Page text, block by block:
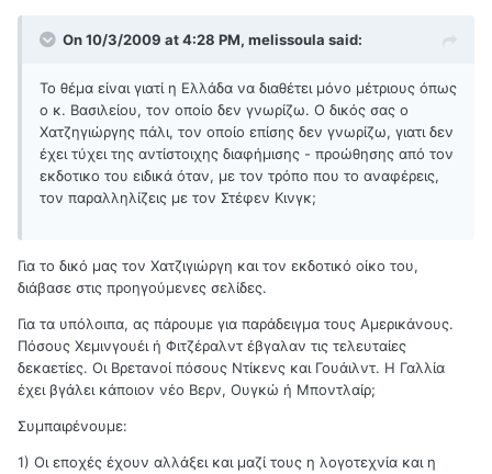
On 10/3/2009 at 4:28 PM, melissoula said:
Το θέμα είναι γιατί η Ελλάδα να διαθέτει μόνο μέτριους όπως
ο κ. Βασιλείου, τον οποίο δεν γνωρίζω. Ο δικός σας ο
Χατζηγιώργης πάλι, τον οποίο επίσης δεν γνωρίζω, γιατι δεν
έχει τύχει της αντίστοιχης διαφήμισης - προώθησης από τον
εκδοτικο του ειδικά όταν, με τον τρόπο που το αναφέρεις,
τον παραλληλίζεις με τον Στέφεν Κινγκ;
Για το δικό μας τον Χατζιγιώργη και τον εκδοτικό οίκο του,
διάβασε στις προηγούμενες σελίδες.
Για τα υπόλοιπα, ας πάρουμε για παράδειγμα τους Αμερικάνους.
Πόσους Χεμινγουέι ή Φιτζέραλντ έβγαλαν τις τελευταίες
δεκαετίες. Οι Βρετανοί πόσους Ντίκενς και Γουάιλντ. Η Γαλλία
έχει βγάλει κάποιον νέο Βερν, Ουγκώ ή Μποντλαίρ;
Συμπαιρένουμε:
1) Οι εποχές έχουν αλλάξει και μαζί τους η λογοτεχνία και η